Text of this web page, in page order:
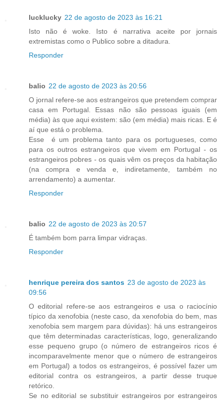
lucklucky 22 de agosto de 2023 às 16:21
Isto não é woke. Isto é narrativa aceite por jornais
extremistas como o Publico sobre a ditadura.
Responder
balio 22 de agosto de 2023 às 20:56
O jornal refere-se aos estrangeiros que pretendem comprar
casa em Portugal. Essas não são pessoas iguais (em
média) às que aqui existem: são (em média) mais ricas. E é
aí que está o problema.
Esse é um problema tanto para os portugueses, como
para os outros estrangeiros que vivem em Portugal - os
estrangeiros pobres - os quais vêm os preços da habitação
(na compra e venda e, indiretamente, também no
arrendamento) a aumentar.
Responder
balio 22 de agosto de 2023 às 20:57
É também bom parra limpar vidraças.
Responder
henrique pereira dos santos 23 de agosto de 2023 às
09:56
O editorial refere-se aos estrangeiros e usa o raciocínio
típico da xenofobia (neste caso, da xenofobia do bem, mas
xenofobia sem margem para dúvidas): há uns estrangeiros
que têm determinadas características, logo, generalizando
esse pequeno grupo (o número de estrangeiros ricos é
incomparavelmente menor que o número de estrangeiros
em Portugal) a todos os estrangeiros, é possível fazer um
editorial contra os estrangeiros, a partir desse truque
retórico.
Se no editorial se substituir estrangeiros por estrangeiros